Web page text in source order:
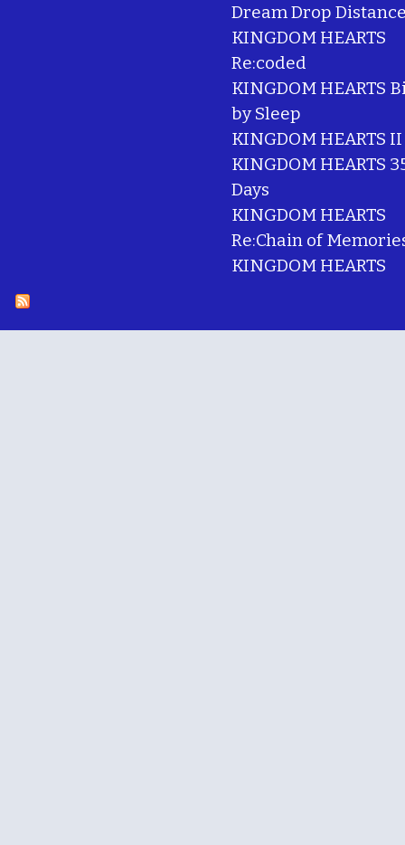
Dream Drop
KINGDOM HEARTS
Re:coded
KINGDOM HEARTS
by Sleep
KINGDOM HEARTS II
KINGDOM HEARTS
Days
KINGDOM HEARTS
Re:Chain of
KINGDOM HEARTS